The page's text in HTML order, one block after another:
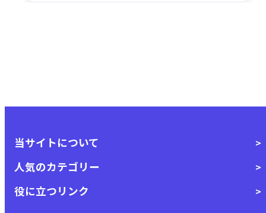
当サイトについて
人気のカテゴリー
役に立つリンク